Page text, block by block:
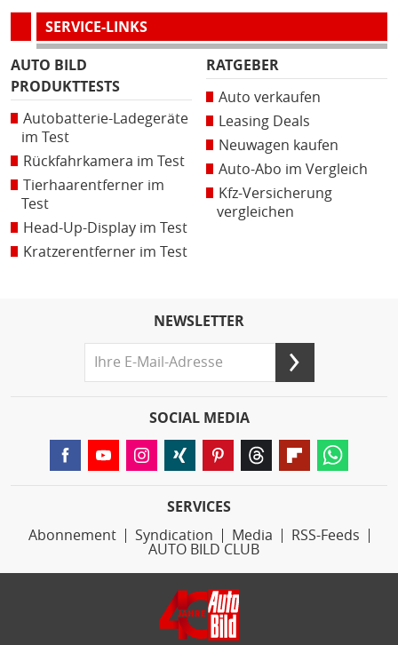
SERVICE-LINKS
AUTO BILD
PRODUKTTESTS
Autobatterie-Ladegeräte
im Test
Rückfahrkamera im Test
Tierhaarentferner im
Test
Head-Up-Display im Test
Kratzerentferner im Test
RATGEBER
Auto verkaufen
Leasing Deals
Neuwagen kaufen
Auto-Abo im Vergleich
Kfz-Versicherung
vergleichen
NEWSLETTER
SOCIAL MEDIA
SERVICES
Abonnement
Syndication Media
RSS-Feeds
AUTO BILD CLUB